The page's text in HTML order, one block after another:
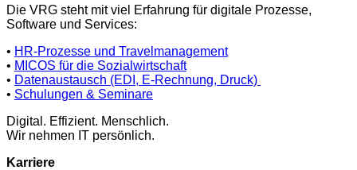
Die VRG steht mit viel Erfahrung für digitale Prozesse,
Software und Services:
• HR-Prozesse und Travelmanagement
• MICOS für die Sozialwirtschaft
• Datenaustausch (EDI, E-Rechnung, Druck)
• Schulungen & Seminare
Digital. Effizient. Menschlich.
Wir nehmen IT persönlich.
Karriere